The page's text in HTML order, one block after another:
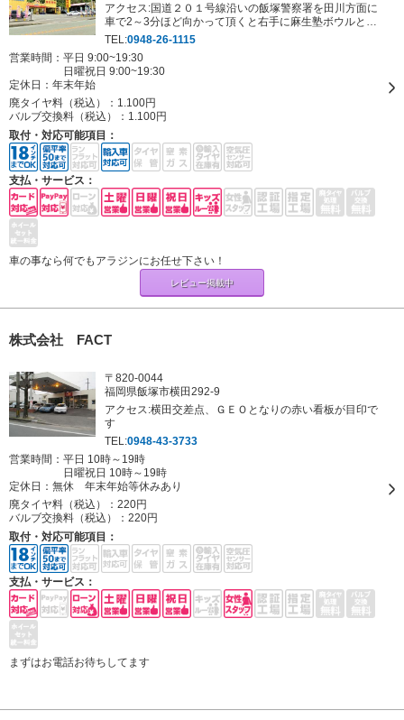
アクセス:国道２０１号線沿いの飯塚警察署を田川方面に
車で2～3分ほど向かって頂くと右手に麻生塾ボウルとい
うアミューズメントパークが見えてきます。その向かい側
TEL:0948-26-1115
営業時間：平日 9:00~19:30
日曜祝日 9:00~19:30
定休日： 年末年始
廃タイヤ料（税込）： 1.100円
バルブ交換料（税込）： 1.100円
取付・対応可能項目：
支払・サービス：
車の事なら何でもアラジンにお任せ下さい！
レビュー掲載中
株式会社 FACT
〒820-0044
福岡県飯塚市横田292-9
アクセス:横田交差点、ＧＥＯとなりの赤い看板が目印で
す
TEL:0948-43-3733
営業時間：平日 10時～19時
日曜祝日 10時～19時
定休日： 無休 年末年始等休みあり
廃タイヤ料（税込）： 220円
バルブ交換料（税込）： 220円
取付・対応可能項目：
支払・サービス：
まずはお電話お待ちしてます